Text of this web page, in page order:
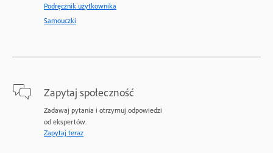
Podręcznik użytkownika
Samouczki
Zapytaj społeczność
Zadawaj pytania i otrzymuj odpowiedzi
od ekspertów.
Zapytaj teraz